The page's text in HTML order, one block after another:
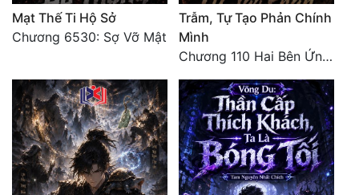
Tính Cách Nhân Vật :
Sát Phạt Quyết Đoán
Vô Sỉ
Điềm Đạm
Mạt Thế Ti Hộ Sở
Chương 6530: Sợ Vỡ Mật
Trẫm, Tự Tạo Phản Chính
Mình
Chương 110 Hai Bên Ứng Phó